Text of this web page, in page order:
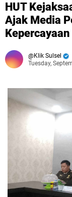
HUT
Ajak Media
Klik Sulsel
Tuesday,